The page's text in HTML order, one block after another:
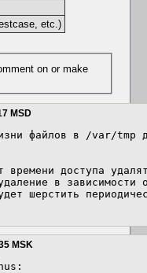
etc.)
MSD
файлов в /var/tmp
доступа
в зависимости
шерстить
MSK